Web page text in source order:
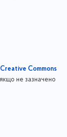
Creative Commons
не зазначено